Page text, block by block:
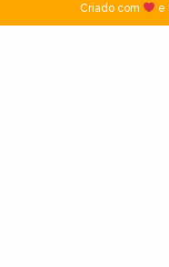
Criado com
e